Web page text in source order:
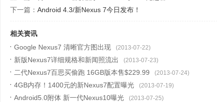
下一篇： Android 4.3/新Nexus 7今日发布！
相关资讯
Google Nexus7 清晰官方图出现
(2013-07-22)
新版Nexus7详细规格和新闻照流出 (2013-07-23)
二代Nexus7百思买偷跑 16GB版本售$229.99 (2013-07-24)
4GB内存！1400元的新Nexus7配置曝光 (2013-07-19)
Android5.0附体 新一代Nexus10曝光 (2013-07-25)